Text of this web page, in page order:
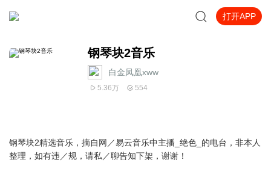
打开APP
钢琴块2音乐
白金凤凰xww
5.36万 554
钢琴块2精选音乐，摘自网／易云音乐中主播_绝色_的电台，非本人
整理，如有违／规，请私／聊告知下架，谢谢！